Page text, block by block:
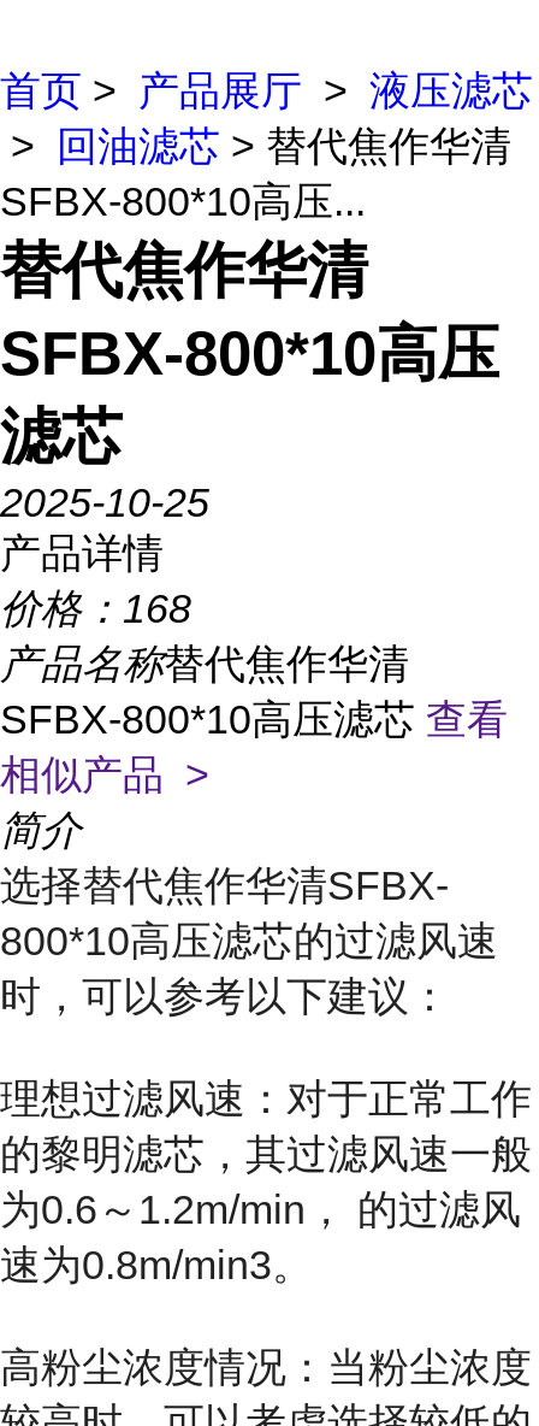
首页 > 产品展厅 > 液压滤芯
>
回油滤芯 > 替代焦作华清
SFBX-800*10高压...
替代焦作华清
SFBX-800*10高压
滤芯
2025-10-25
产品详情
价格： 168
产品名称替代焦作华清
SFBX-800*10高压滤芯 查看
相似产品 >
简介
选择替代焦作华清SFBX-
800*10高压滤芯的过滤风速
时，可以参考以下建议：
理想过滤风速：对于正常工作
的黎明滤芯，其过滤风速一般
为0.6～1.2m/min， 的过滤风
速为0.8m/min3。
高粉尘浓度情况：当粉尘浓度